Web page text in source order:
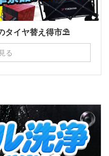
タイヤ替え得市⛱
る